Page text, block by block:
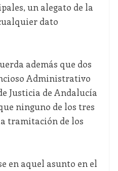
un alegato de la
dato
además que dos
Administrativo
Justicia de Andalucía
ninguno de los tres
tramitación de los
en aquel asunto en el